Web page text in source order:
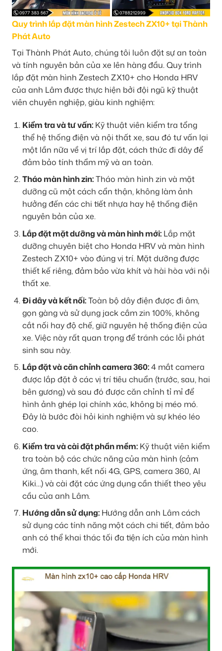
Quy trình lắp đặt màn hình Zestech ZX10+ tại Thành
Phát Auto
Tại Thành Phát Auto, chúng tôi luôn đặt sự an toàn
và tính nguyên bản của xe lên hàng đầu. Quy trình
lắp đặt màn hình Zestech ZX10+ cho Honda HRV
của anh Lâm được thực hiện bởi đội ngũ kỹ thuật
viên chuyên nghiệp, giàu kinh nghiệm:
Kiểm tra và tư vấn:Kỹ thuật viên kiểm tra tổng
thể hệ thống điện và nội thất xe, sau đó tư vấn lại
một lần nữa về vị trí lắp đặt, cách thức đi dây để
đảm bảo tính thẩm mỹ và an toàn.
Tháo màn hình zin:Tháo màn hình zin và mặt
dưỡng cũ một cách cẩn thận, không làm ảnh
hưởng đến các chi tiết nhựa hay hệ thống điện
nguyên bản của xe.
Lắp đặt mặt dưỡng và màn hình mới:Lắp mặt
dưỡng chuyên biệt cho Honda HRV và màn hình
Zestech ZX10+ vào đúng vị trí. Mặt dưỡng được
thiết kế riêng, đảm bảo vừa khít và hài hòa với nội
thất xe.
Đi dây và kết nối:Toàn bộ dây điện được đi âm,
gọn gàng và sử dụng jack cắm zin 100%, không
cắt nối hay độ chế, giữ nguyên hệ thống điện của
xe. Việc này rất quan trọng để tránh các lỗi phát
sinh sau này.
Lắp đặt và căn chỉnh camera 360:4 mắt camera
được lắp đặt ở các vị trí tiêu chuẩn (trước, sau, hai
bên gương) và sau đó được căn chỉnh tỉ mỉ để
hình ảnh ghép lại chính xác, không bị méo mó.
Đây là bước đòi hỏi kinh nghiệm và sự khéo léo
cao.
Kiểm tra và cài đặt phần mềm:Kỹ thuật viên kiểm
tra toàn bộ các chức năng của màn hình (cảm
ứng, âm thanh, kết nối 4G, GPS, camera 360, AI
Kiki…) và cài đặt các ứng dụng cần thiết theo yêu
cầu của anh Lâm.
Hướng dẫn sử dụng:Hướng dẫn anh Lâm cách
sử dụng các tính năng một cách chi tiết, đảm bảo
anh có thể khai thác tối đa tiện ích của màn hình
mới.